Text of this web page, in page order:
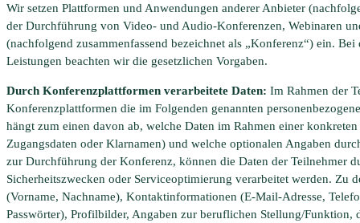
Wir setzen Plattformen und Anwendungen anderer Anbieter
der Durchführung von Video- und Audio-Konferenzen, Webinaren
(nachfolgend zusammenfassend bezeichnet als „Konferenz“) ein.
Leistungen beachten wir die gesetzlichen Vorgaben.
Durch Konferenzplattformen verarbeitete Daten: Im Rahmen der
Konferenzplattformen die im Folgenden genannten
hängt zum einen davon ab, welche Daten im Rahmen einer
Zugangsdaten oder Klarnamen) und welche optionalen Angaben
zur Durchführung der Konferenz, können die Daten der Teilnehmer
Sicherheitszwecken oder Serviceoptimierung verarbeitet werden. Zu
(Vorname, Nachname), Kontaktinformationen (E-Mail-Adresse,
Passwörter), Profilbilder, Angaben zur beruflichen Stellung/Funktion,